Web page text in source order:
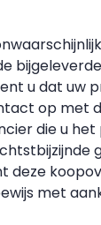
bijgeleverde
u dat uw
op met
die u
deze
met